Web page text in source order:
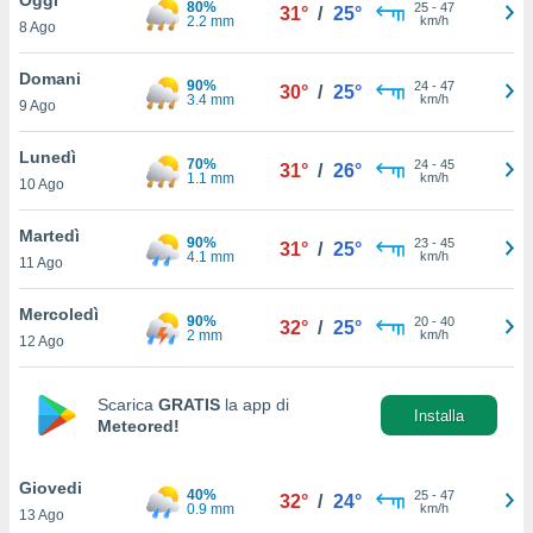
è
al sito
di
ci
di
il
un
la
nella
8 Ago
80%
2.2 mm
31° / 25° 25- 47
km/h
Domani
9 Ago
90%
3.4 mm
30° / 25° 24- 47
km/h
Lunedì
10 Ago
70%
1.1 mm
31° / 26° 24- 45
km/h
Martedì
11 Ago
90%
4.1 mm
31° / 25° 23- 45
km/h
Mercoledì
12 Ago
90%
2 mm
32° / 25° 20- 40
km/h
Scarica GRATIS la app di
Meteored!
Installa
Giovedi
13 Ago
40%
0.9 mm
32° / 24° 25- 47
km/h